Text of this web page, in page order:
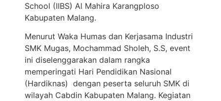
School (IIBS) Al Mahira Karangploso
Kabupaten Malang.
Menurut Waka Humas dan Kerjasama Industri
SMK Mugas, Mochammad Sholeh, S.S, event
ini diselenggarakan dalam rangka
memperingati Hari Pendidikan Nasional
(Hardiknas) dengan peserta seluruh SMK di
wilayah Cabdin Kabupaten Malang. Kegiatan